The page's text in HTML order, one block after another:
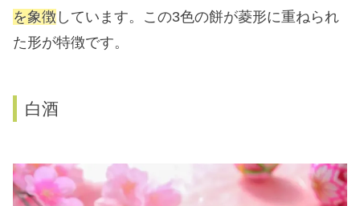
を象徴 しています。この3色の餅が菱形に重ねられ
た形が特徴です。
白酒